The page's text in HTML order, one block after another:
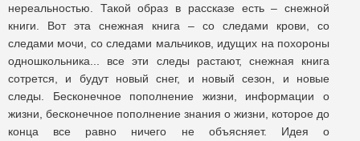
нереальностью. Такой образ в рассказе есть – снежной
книги. Вот эта снежная книга – со следами крови, со
следами мочи, со следами мальчиков, идущих на похороны
одношкольника... все эти следы растают, снежная книга
сотрется, и будут новый снег, и новый сезон, и новые
следы. Бесконечное пополнение жизни, информации о
жизни, бесконечное пополнение знания о жизни, которое до
конца все равно ничего не объясняет. Идея о